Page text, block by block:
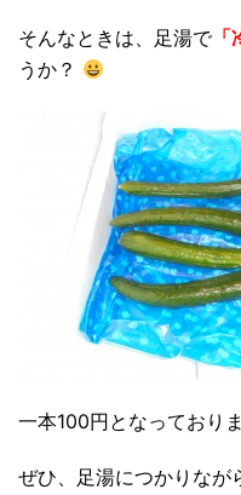
そんなときは、足湯で「
うか？
一本100円となっており
ぜひ、足湯につかりなが